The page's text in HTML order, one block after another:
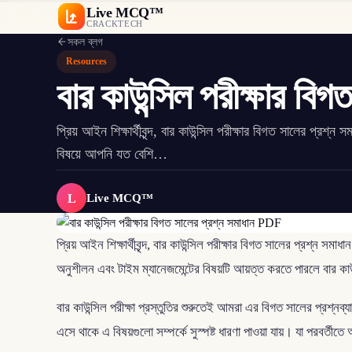
Live MCQ™
CRACKTECH
সকল ব্লগ
Resources
বার কাউন্সিল পরীক্ষার
প্রিয় আইন শিক্ষার্থীবৃন্দ, বার কাউন্সিল পরীক্ষার বিগত সালের
বিষয়ে আপনি যত বেশি…
L Live MCQ™
প্রিয় আইন শিক্ষার্থীবৃন্দ, বার কাউন্সিল পরীক্ষার বিগত সালের
অনুশীলন এবং টাইম ম্যানেজমেন্টের বিষয়টি আয়ত্ত করতে পারলে বার
বার কাউন্সিল পরীক্ষা প্রস্তুতির শুরুতেই আমরা এর বিগত সালের
এসে থাকে এ বিষয়গুলো সম্পর্কে সুস্পষ্ট ধারণা পাওয়া যায়। যা